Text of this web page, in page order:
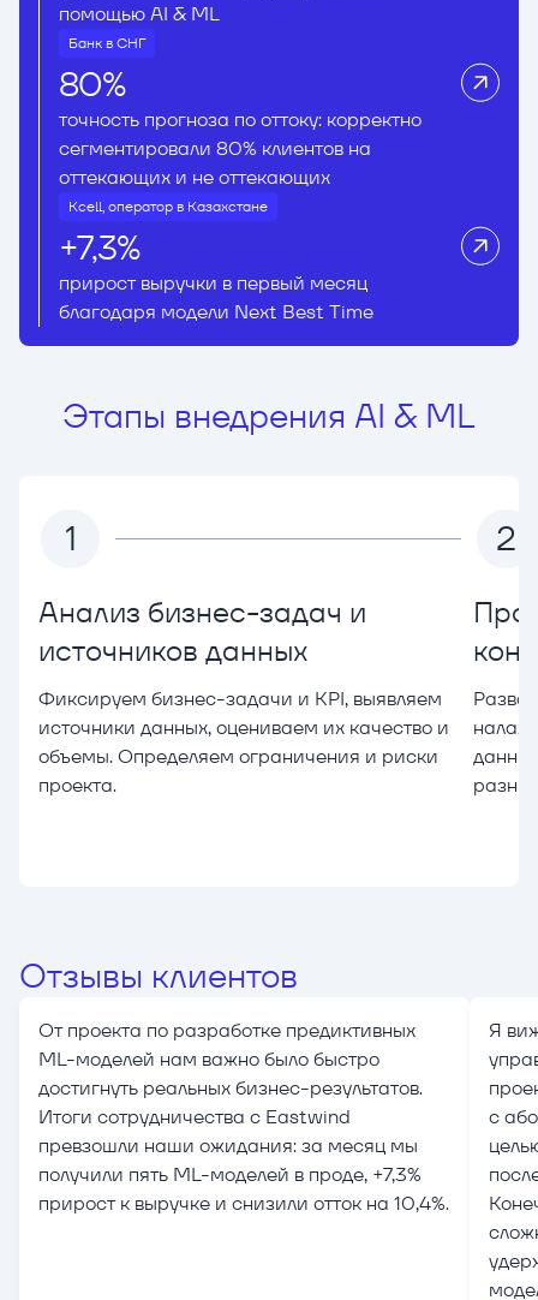
помощью AI & ML
Банк в СНГ
80%
точность прогноза по оттоку: корректно
сегментировали 80% клиентов на
оттекающих и не оттекающих
Kcell, оператор в Казахстане
+7,3%
прирост выручки в первый месяц
благодаря модели Next Best Time
Этапы внедрения AI & ML
1 2
Анализ бизнес-задач и
источников данных
Фиксируем бизнес-задачи и KPI, выявляем
источники данных, оцениваем их качество и
объемы. Определяем ограничения и риски
проекта.
Отзывы клиентов
От проекта по разработке предиктивных
ML-моделей нам важно было быстро
достигнуть реальных бизнес-результатов.
Итоги сотрудничества с Eastwind
превзошли наши ожидания: за месяц мы
получили пять ML-моделей в проде, +7,3%
прирост к выручке и снизили отток на 10,4%.
Я
с